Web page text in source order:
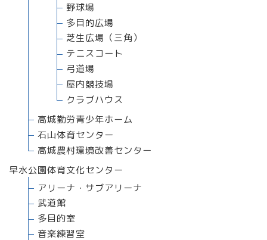
野球場
多目的広場
芝生広場（三角）
テニスコート
弓道場
屋内競技場
クラブハウス
高城勤労青少年ホーム
石山体育センター
高城農村環境改善センター
早水公園体育文化センター
アリーナ・サブアリーナ
武道館
多目的室
音楽練習室